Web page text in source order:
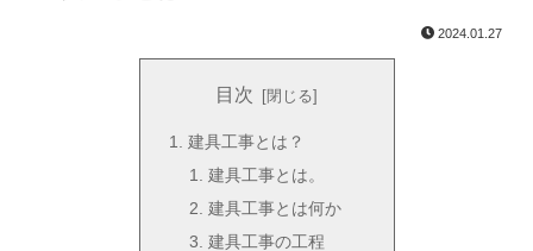
2024.01.27
目次
建具工事とは？
建具工事とは。
建具工事とは何か
建具工事の工程